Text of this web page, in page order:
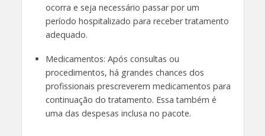
ocorra e seja necessário passar por um
período hospitalizado para receber tratamento
adequado.
Medicamentos: Após consultas ou
procedimentos, há grandes chances dos
profissionais prescreverem medicamentos para
continuação do tratamento. Essa também é
uma das despesas inclusa no pacote.